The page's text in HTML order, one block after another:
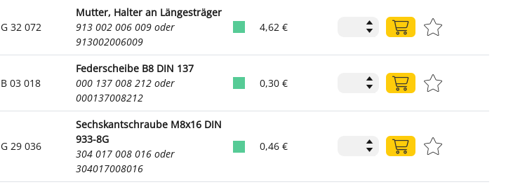
G 32 072
Mutter, Halter an Längesträger
913 002 006 009 oder
913002006009
4,62 €
B 03 018
Federscheibe B8 DIN 137
000 137 008 212 oder
000137008212
0,30 €
G 29 036
Sechskantschraube M8x16 DIN
933-8G
304 017 008 016 oder
304017008016
0,46 €